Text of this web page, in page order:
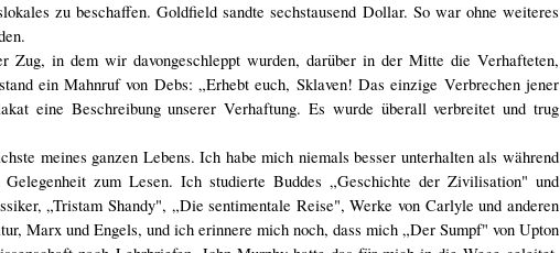
zu beschaffen. Goldfield sandte sechstausend Dollar. So war ohne weiteres
in dem wir davongeschleppt wurden, darüber in der Mitte die Verhafteten,
ein Mahnruf von Debs: „Erhebt euch, Sklaven! Das einzige Verbrechen jener
eine Beschreibung unserer Verhaftung. Es wurde überall verbreitet und trug
meines ganzen Lebens. Ich habe mich niemals besser unterhalten als während
zum Lesen. Ich studierte Buddes „Geschichte der Zivilisation" und
„Tristam Shandy", „Die sentimentale Reise", Werke von Carlyle und anderen
Marx und Engels, und ich erinnere mich noch, dass mich „Der Sumpf" von Upton